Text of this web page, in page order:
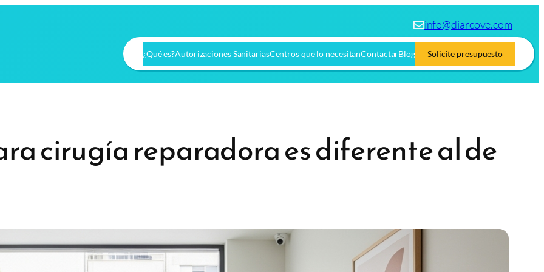
info@diarcove.com
¿Qué es?Autorizaciones SanitariasCentros que lo necesitanContactarBlog Solicite presupuesto
cirugía reparadora es diferente al de